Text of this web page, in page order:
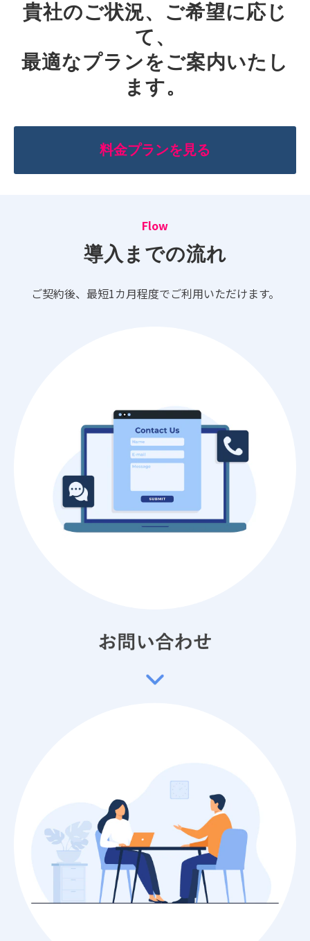
貴社のご状況、ご希望に応じ
て、
最適なプランをご案内いたし
ます。
料金プランを見る
Flow
導入までの流れ
ご契約後、最短1カ月程度でご利用いただけます。